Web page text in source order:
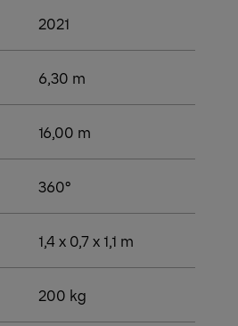
2021
6,30 m
16,00 m
360°
1,4 x 0,7 x 1,1 m
200 kg